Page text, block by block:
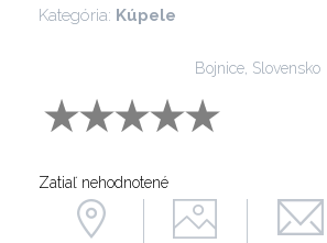
Kategória: Kúpele
Bojnice, Slovensko
Zatiaľ nehodnotené